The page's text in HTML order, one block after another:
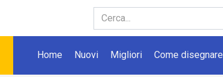
Home Nuovi Migliori Come disegnare